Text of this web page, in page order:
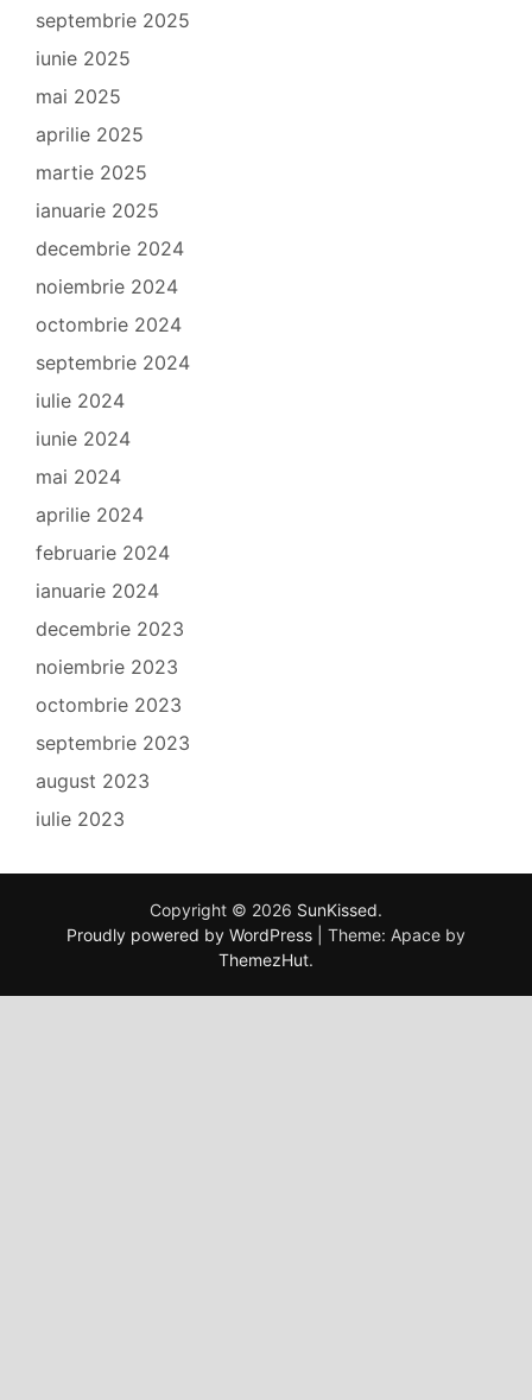
septembrie 2025
iunie 2025
mai 2025
aprilie 2025
martie 2025
ianuarie 2025
decembrie 2024
noiembrie 2024
octombrie 2024
septembrie 2024
iulie 2024
iunie 2024
mai 2024
aprilie 2024
februarie 2024
ianuarie 2024
decembrie 2023
noiembrie 2023
octombrie 2023
septembrie 2023
august 2023
iulie 2023
Copyright © 2026 SunKissed.
Proudly powered by WordPress
Theme: Apace by
ThemezHut.